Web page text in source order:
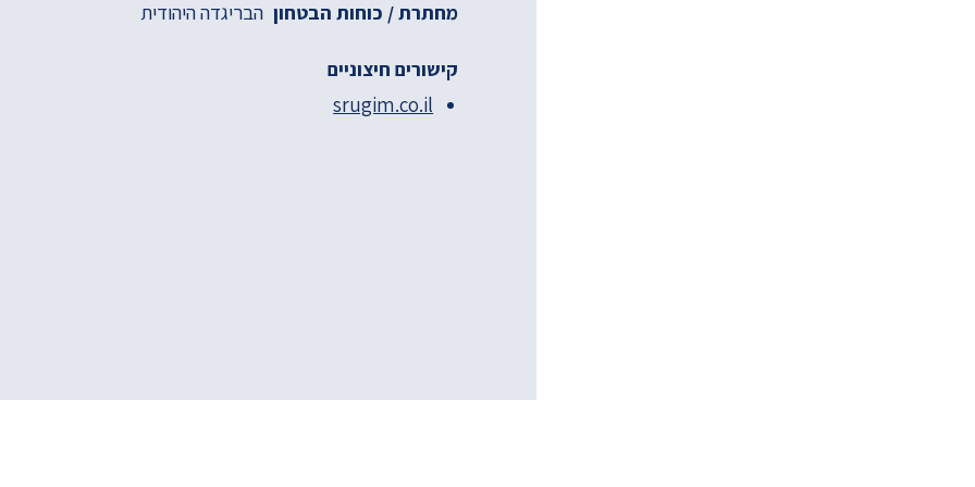
מחתרת / כוחות הבטחון הבריגדה היהודית
קישורים חיצוניים
srugim.co.il